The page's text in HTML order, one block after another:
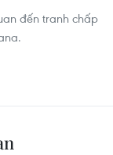
đến tranh chấp